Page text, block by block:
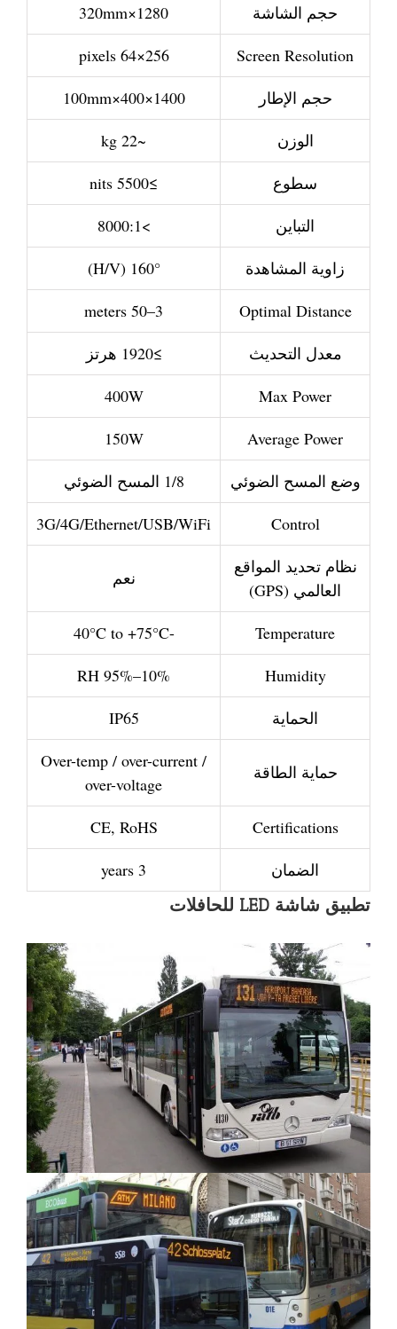
حجم الشاشة
1280×320mm
Screen Resolution
256×64 pixels
حجم الإطار
1400×400×100mm
الوزن
~22 kg
سطوع
≥5500 nits
التباين
>8000:1
زاوية المشاهدة
160° (H/V)
Optimal Distance
3–50 meters
معدل التحديث
≥1920 هرتز
Max Power
400W
Average Power
150W
وضع المسح الضوئي
1/8 المسح الضوئي
Control
3G/4G/Ethernet/USB/WiFi
نظام تحديد المواقع
العالمي (GPS)
نعم
Temperature
-40°C to +75°C
Humidity
10%–95% RH
الحماية
IP65
حماية الطاقة
Over-temp / over-current /
over-voltage
Certifications
CE, RoHS
الضمان
3 years
تطبيق شاشة LED للحافلات